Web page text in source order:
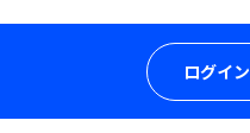
ログイン